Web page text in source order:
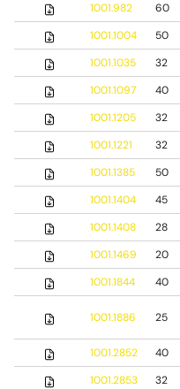
1001.982
60
1001.1004
50
1001.1035
32
1001.1097
40
1001.1205
32
1001.1221
32
1001.1385
50
1001.1404
45
1001.1408
28
1001.1469
20
1001.1844
40
1001.1886 25
1001.2852 40
1001.2853
32